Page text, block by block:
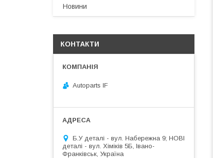
Новини
КОНТАКТИ
Autoparts IF
Б.У деталі - вул. Набережна 9; НОВІ
деталі - вул. Хіміків 5Б, Івано-
Франківськ, Україна